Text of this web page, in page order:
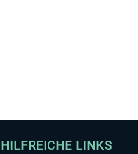
HILFREICHE LINKS